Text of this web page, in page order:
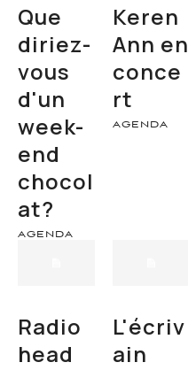
Que
diriez-
vous
d'un
week-
end
chocol
at?
AGENDA
Keren
Ann en
conce
rt
AGENDA
Radio
head
L'écriv
ain